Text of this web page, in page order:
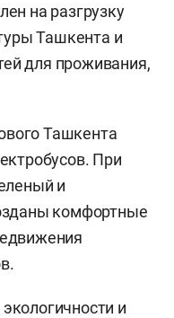
на разгрузку
Ташкента и
для проживания,
Ташкента
При
и
комфортные
и